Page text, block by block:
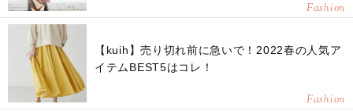
Fashion
【kuih】売り切れ前に急いで！2022春の人気ア
イテムBEST5はコレ！
Fashion